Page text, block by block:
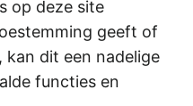
op deze site
geeft of
dit een nadelige
functies en